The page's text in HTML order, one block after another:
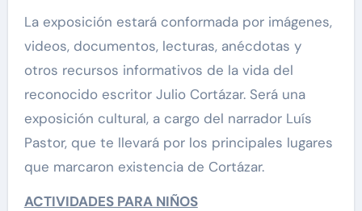
La exposición estará conformada por imágenes,
videos, documentos, lecturas, anécdotas y
otros recursos informativos de la vida del
reconocido escritor Julio Cortázar. Será una
exposición cultural, a cargo del narrador Luís
Pastor, que te llevará por los principales lugares
que marcaron existencia de Cortázar.
ACTIVIDADES PARA NIÑOS